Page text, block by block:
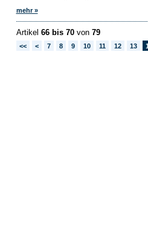
mehr »
Artikel 66 bis 70von 79
<< < 7 8 9 10 11 12 13